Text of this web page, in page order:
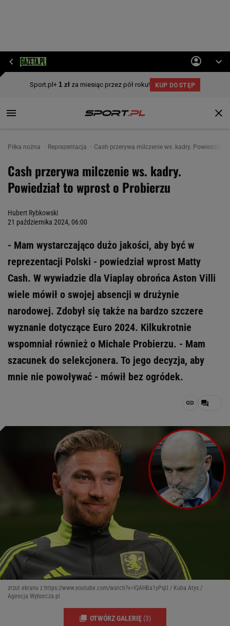
Piłka nożna Reprezentacja Cash przerywa milczenie ws. kadry. Powiedział
Cash przerywa milczenie ws. kadry.
Powiedział to wprost o Probierzu
Hubert Rybkowski
21 października 2024, 06:00
- Mam wystarczająco dużo jakości, aby być w
reprezentacji Polski - powiedział wprost Matty
Cash. W wywiadzie dla Viaplay obrońca Aston Villi
wiele mówił o swojej absencji w drużynie
narodowej. Zdobył się także na bardzo szczere
wyznanie dotyczące Euro 2024. Kilkukrotnie
wspomniał również o Michale Probierzu. - Mam
szacunek do selekcjonera. To jego decyzja, aby
mnie nie powoływać - mówił bez ogródek.
zrzut ekranu z https://www.youtube.com/watch?v=lQAHBa1yPqU / Kuba Atys /
Agencja Wyborcza.pl
OTWÓRZ GALERIĘ (3)